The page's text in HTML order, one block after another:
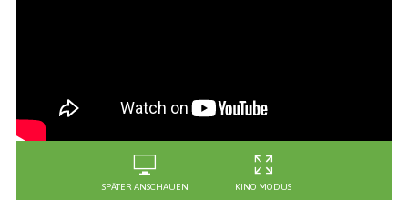
SPÄTER ANSCHAUEN KINO MODUS